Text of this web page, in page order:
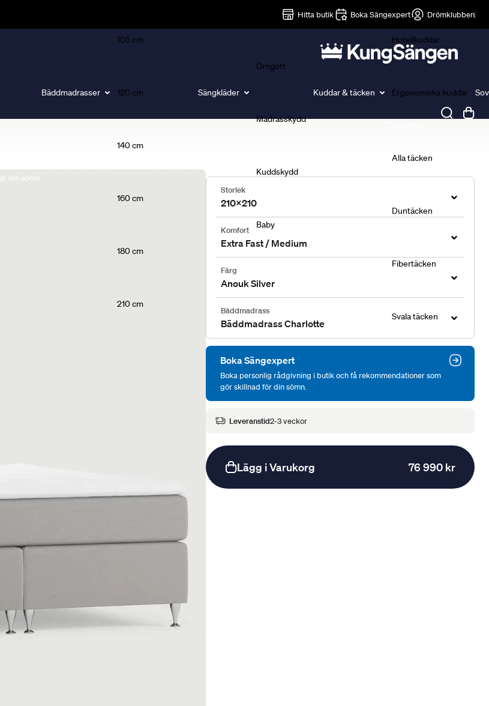
Hitta butik Boka Sängexpert Drömklubben
din sömn.
Bäddmadrasser
105 cm
120 cm
140 cm
160 cm
180 cm
210 cm
Sängkläder
Örngott
Madrasskydd
Kuddskydd
Baby
Kuddar & täcken
Hotellkuddar
Ergonomiska kuddar
Alla täcken
Duntäcken
Fibertäcken
Svala täcken
Storlek
210x210
Komfort
Extra Fast / Medium
Färg
Anouk Silver
Bäddmadrass
Bäddmadrass Charlotte
Boka Sängexpert
Boka personlig rådgivning i butik och få rekommendationer som
gör skillnad för din sömn.
Leveranstid2-3 veckor
Lägg i Varukorg 76 990 kr